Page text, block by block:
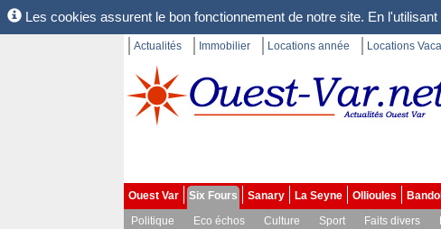
Les cookies assurent le bon fonctionnement de notre site. En
Actualités Immobilier Locations année Locations
Ouest Var Six Fours Sanary La Seyne Ollioules Bandol
Politique
Eco échos Culture Sport Faits divers